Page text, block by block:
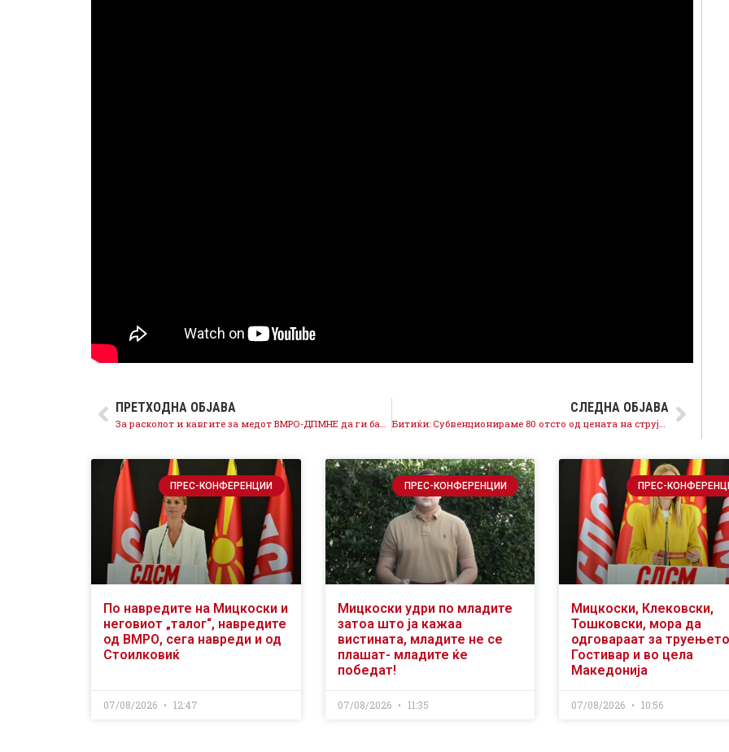
ПРЕТХОДНА ОБЈАВА СЛЕДНА ОБЈАВА
ПРЕС-КОНФЕРЕНЦИИ
По навредите на Мицкоски и
неговиот „талог“, навредите
од ВМРО, сега навреди и од
Стоилковиќ
07/08/2026 12:47
ПРЕС-КОНФЕРЕНЦИИ
Мицкоски удри по младите
затоа што ја кажаа
вистината, младите не се
плашат- младите ќе
победат!
07/08/2026 11:35
ПРЕС-
Мицкоски, Клековски,
Тошковски, мора да
одговараат за
Гостивар и во цела
Македонија
07/08/2026 10:56